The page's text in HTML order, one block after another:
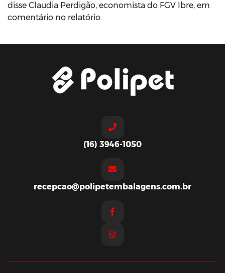
disse Claudia Perdigão, economista do FGV Ibre, em
comentário no relatório.
(16) 3946-1050
recepcao@polipetembalagens.com.br